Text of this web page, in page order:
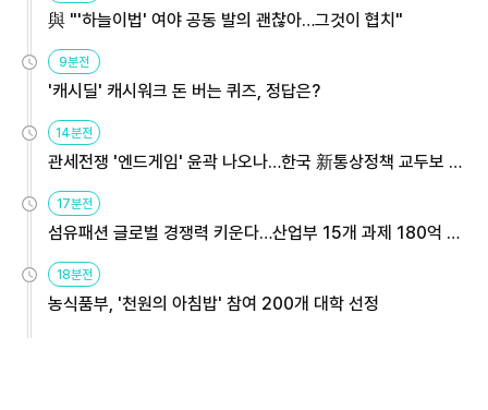
與 "'하늘이법' 여야 공동 발의 괜찮아…그것이 협치"
9분전
'캐시딜' 캐시워크 돈 버는 퀴즈, 정답은?
14분전
관세전쟁 '엔드게임' 윤곽 나오나…한국 新통상정책 교두보 활
17분전
섬유패션 글로벌 경쟁력 키운다…산업부 15개 과제 180억 지
18분전
농식품부, '천원의 아침밥' 참여 200개 대학 선정